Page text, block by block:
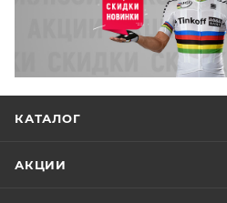
КАТАЛОГ
АКЦИИ